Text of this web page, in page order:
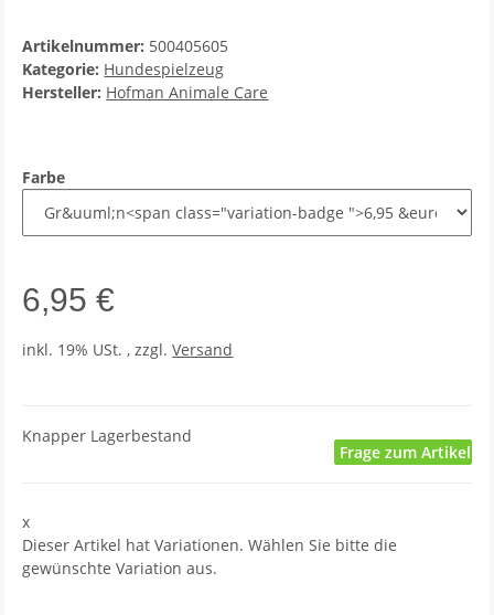
Artikelnummer: 500405605
Kategorie: Hundespielzeug
Hersteller: Hofman Animale Care
Farbe
6,95 €
inkl. 19% USt. , zzgl.Versand
Knapper Lagerbestand
Frage zum Artikel
x
Dieser Artikel hat Variationen. Wählen Sie bitte die
gewünschte Variation aus.